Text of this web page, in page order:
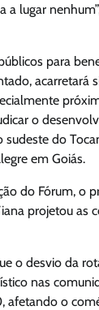
a lugar
para
acarretará
o
sudeste do
em Goiás.
do Fórum, o
projetou as
o desvio da
nas
afetando o